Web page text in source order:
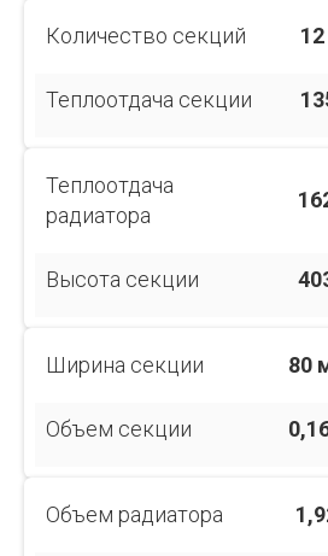
Количество секций 12
Теплоотдача секции
Теплоотдача
радиатора
Высота секции
Ширина секции 80
Объем секции
Объем радиатора